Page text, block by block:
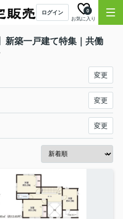
ログイン
お気に入り
0
新築一戸建て特集｜共働
変更
変更
変更